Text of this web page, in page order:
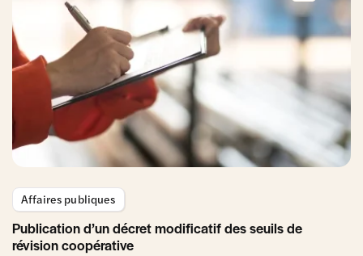
Affaires publiques
Publication d’un décret modificatif des seuils de
révision coopérative